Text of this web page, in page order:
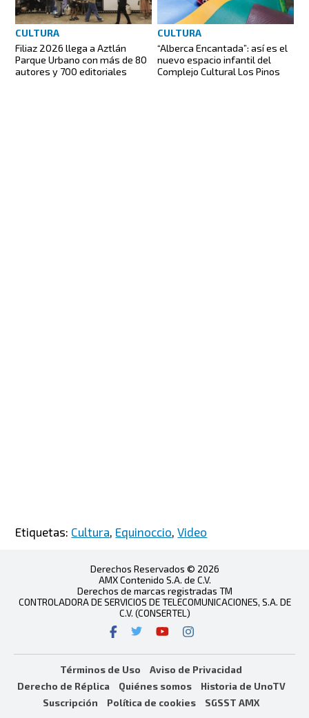
CULTURA
Filiaz 2026 llega a Aztlán
Parque Urbano con más de 80
autores y 700 editoriales
CULTURA
“Alberca Encantada”: así es el
nuevo espacio infantil del
Complejo Cultural Los Pinos
Etiquetas: Cultura Equinoccio ,Video
Derechos Reservados © 2026
AMX Contenido S.A. de C.V.
Derechos de marcas registradas TM
CONTROLADORA DE SERVICIOS DE TELECOMUNICACIONES, S.A. DE
C.V. (CONSERTEL)
Términos de Uso
Aviso de Privacidad
Derecho de Réplica
Quiénes somos
Historia de UnoTV